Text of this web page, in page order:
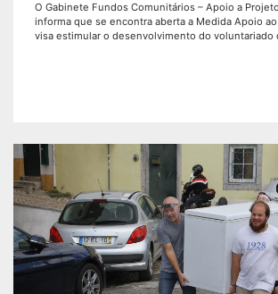
O Gabinete Fundos Comunitários – Apoio a
informa que se encontra aberta a Medida Apoio
visa estimular o desenvolvimento do voluntariado